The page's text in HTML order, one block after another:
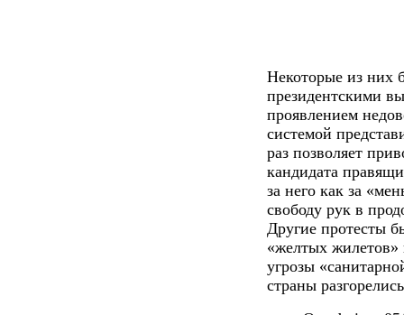
Некоторые из них
президентскими
проявлением
системой
раз позволяет
кандидата
за него как за
свободу рук в
Другие протесты
«желтых
угрозы
страны